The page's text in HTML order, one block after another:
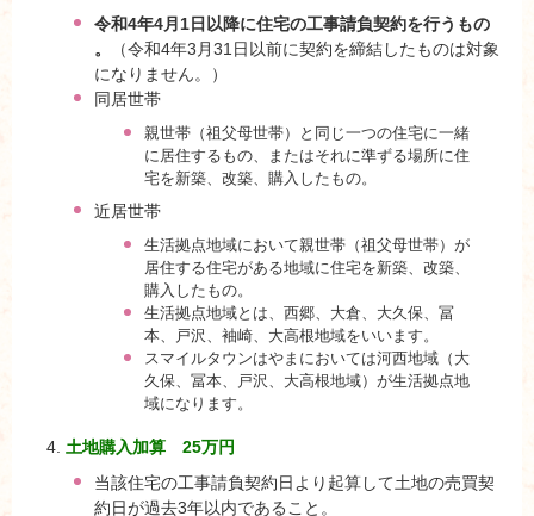
令和4年4月1日以降に住宅の工事請負契約を行うもの
。
（令和4年3月31日以前に契約を締結したものは対象
になりません。）
同居世帯
親世帯（祖父母世帯）と同じ一つの住宅に一緒
に居住するもの、またはそれに準ずる場所に住
宅を新築、改築、購入したもの。
近居世帯
生活拠点地域において親世帯（祖父母世帯）が
居住する住宅がある地域に住宅を新築、改築、
購入したもの。
生活拠点地域とは、西郷、大倉、大久保、冨
本、戸沢、袖崎、大高根地域をいいます。
スマイルタウンはやまにおいては河西地域（大
久保、冨本、戸沢、大高根地域）が生活拠点地
域になります。
土地購入加算 25万円
当該住宅の工事請負契約日より起算して土地の売買契
約日が過去3年以内であること。